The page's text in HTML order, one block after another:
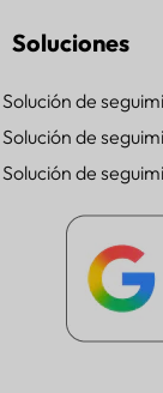
Soluciones
Solución de
Solución de
Solución de